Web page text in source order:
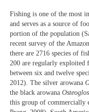
Fishing is one of the most
and serves as a source of
portion of the population
recent survey of the
there are 2716 species of
200 are regularly exploited
between six and twelve
2012). The silver arowana
the black arowana
this group of commercially